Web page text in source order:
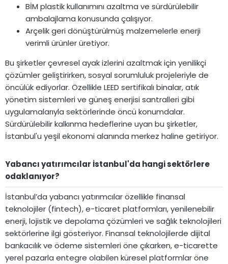
BİM plastik kullanımını azaltma ve sürdürülebilir
ambalajlama konusunda çalışıyor.
Arçelik geri dönüştürülmüş malzemelerle enerji
verimli ürünler üretiyor.
Bu şirketler çevresel ayak izlerini azaltmak için yenilikçi
çözümler geliştirirken, sosyal sorumluluk projeleriyle de
öncülük ediyorlar. Özellikle LEED sertifikalı binalar, atık
yönetim sistemleri ve güneş enerjisi santralleri gibi
uygulamalarıyla sektörlerinde öncü konumdalar.
Sürdürülebilir kalkınma hedeflerine uyan bu şirketler,
İstanbul'u yeşil ekonomi alanında merkez haline getiriyor.
Yabancı yatırımcılar İstanbul'da hangi sektörlere
odaklanıyor?​
İstanbul’da yabancı yatırımcılar özellikle finansal
teknolojiler (fintech), e-ticaret platformları, yenilenebilir
enerji, lojistik ve depolama çözümleri ve sağlık teknolojileri
sektörlerine ilgi gösteriyor. Finansal teknolojilerde dijital
bankacılık ve ödeme sistemleri öne çıkarken, e-ticarette
yerel pazarla entegre olabilen küresel platformlar öne